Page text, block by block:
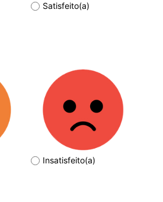
Satisfeito(a)
Insatisfeito(a)